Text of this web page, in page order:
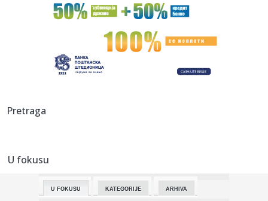
22:13:Večera za Zelenskog, a šta će sutra biti "na stolu": Đukić n...
Bolomboj ne ide u Asvel – iskusni centar se seli u Španiju
22:08:U Vlasotincu građani traže još jedan referendum protiv
tela u fa...
22:00:
21:56:
Nakon teške nesreće prvo izgovorio: "Srbija pobeđuje!"
Pretraga
U fokusu
U FOKUSU KATEGORIJE ARHIVA